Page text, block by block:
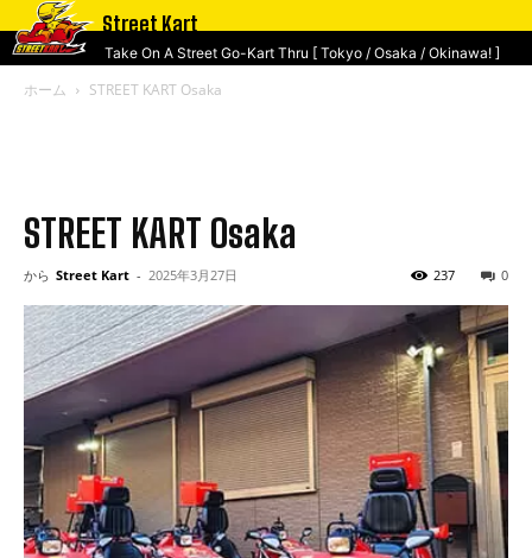
Street Kart
Take On A Street Go-Kart Thru [ Tokyo / Osaka / Okinawa! ]
ホーム STREET KART Osaka
STREET KART Osaka
から Street Kart - 2025年3月27日 0
237